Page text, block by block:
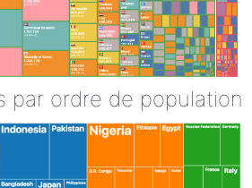
par ordre de population